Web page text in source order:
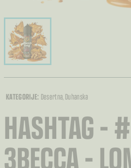
KATEGORIJE: Desertna, Duhanska
HASHTAG –
3BECCA –